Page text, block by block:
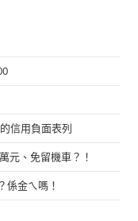
信用負面表列
元、免留機車？！
係金ㄟ嗎！